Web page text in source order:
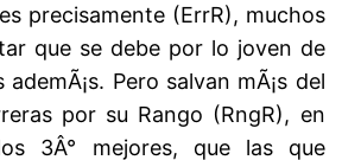
precisamente (ErrR), muchos
que se debe por lo joven de
ademÃ¡s. Pero salvan mÃ¡s del
por su Rango (RngR), en
3Â° mejores, que las que